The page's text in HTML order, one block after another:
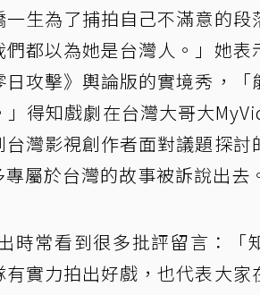
生為了捕拍自己不滿意的段
都以為她是台灣人。」她表
攻擊》輿論版的實境秀，「
得知戲劇在台灣大哥大
灣影視創作者面對議題探討
屬於台灣的故事被訴說出去
時常看到很多批評留言：「
實力拍出好戲，也代表大家